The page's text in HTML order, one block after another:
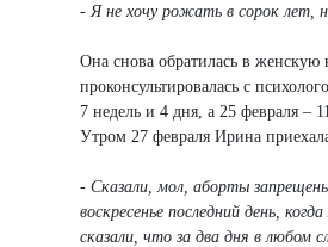
- Я не хочу рожать в сорок лет,
Она снова обратилась в женскую
проконсультировалась с
7 недель и 4 дня, а 25 февраля –
Утром 27 февраля Ирина
- Сказали, мол, аборты
воскресенье последний день,
сказали, что за два дня в любом